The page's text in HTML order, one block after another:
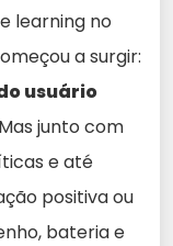
learning no
a surgir:
usuário
junto com
e até
positiva ou
bateria e